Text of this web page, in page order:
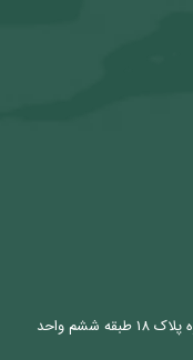
تهران-خیابان سهروردی شمالی خیابان هویزه پلاک 18 طبقه ششم واحد